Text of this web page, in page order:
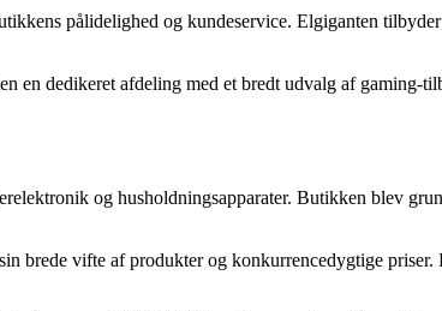
pålidelighed og kundeservice. Elgiganten
dedikeret afdeling med et bredt udvalg af gaming-
og husholdningsapparater. Butikken blev
brede vifte af produkter og konkurrencedygtige